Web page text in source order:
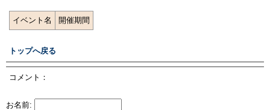
イベント名 開催期間
トップへ戻る
コメント：
お名前: